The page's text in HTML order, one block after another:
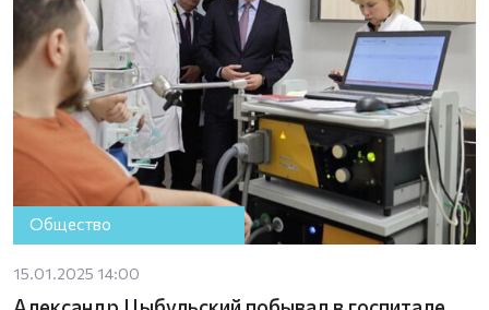
Общество
15.01.2025 14:00